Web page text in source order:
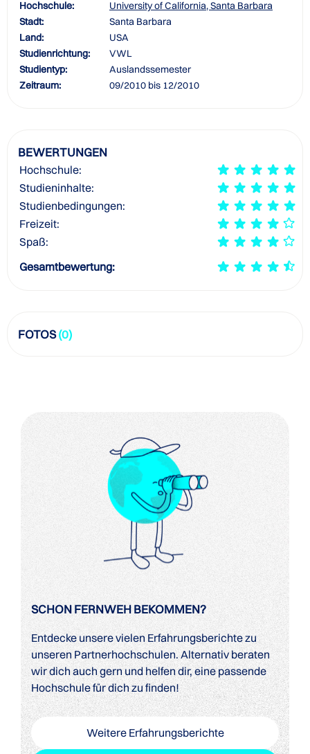
Hochschule:
University of California, Santa Barbara
Stadt:
Santa Barbara
Land:
USA
Studienrichtung:
VWL
Studientyp:
Auslandssemester
Zeitraum:
09/2010 bis 12/2010
BEWERTUNGEN
Hochschule:
Studieninhalte:
Studienbedingungen:
Freizeit:
Spaß:
Gesamtbewertung:
FOTOS(0)
SCHON FERNWEH BEKOMMEN?
Entdecke unsere vielen Erfahrungsberichte zu
unseren Partnerhochschulen. Alternativ beraten
wir dich auch gern und helfen dir, eine passende
Hochschule für dich zu finden!
Weitere Erfahrungsberichte